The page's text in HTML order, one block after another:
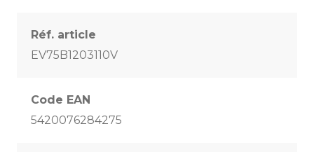
Réf. article
EV75B1203110V
Code EAN
5420076284275